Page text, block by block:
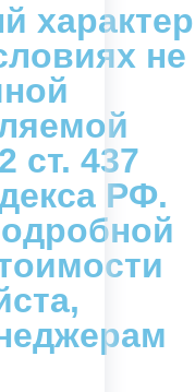
характер
не
ст. 437
РФ.